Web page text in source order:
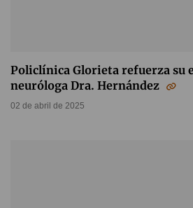
Policlínica Glorieta refuerza su
neuróloga Dra. Hernández
02 de abril de 2025